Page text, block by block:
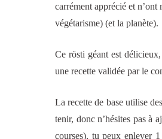
carrément apprécié et
végétarisme) (et la planète).
Ce rösti géant est
une recette validée par le
La recette de base utilise
tenir, donc n’hésites pas à
courses), tu peux enlever